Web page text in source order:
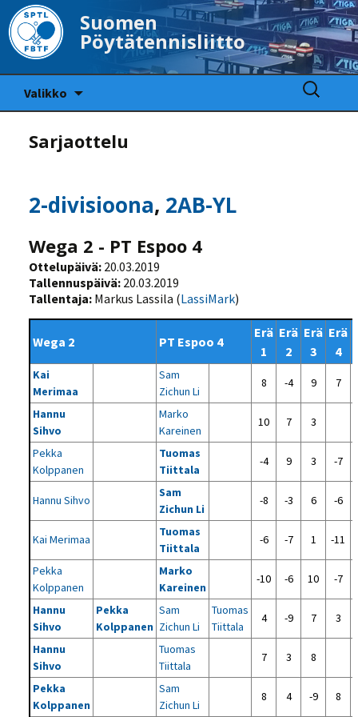
Suomen
Pöytätennisliitto
Valikko
Haku:
Sarjaottelu
2-divisioona, 2AB-YL
Wega 2 - PT Espoo 4
Ottelupäivä: 20.03.2019
Tallennuspäivä: 20.03.2019
Tallentaja: Markus Lassila (LassiMark)
Wega 2 PT Espoo 4
Erä
1
Erä
2
Erä
3
Erä
4
Kai
Merimaa
Sam
Zichun Li
8 -4 9 7
Hannu
Sihvo
Marko
Kareinen
10 7 3
Pekka
Kolppanen
Tuomas
Tiittala
-4 9 3 -7
Hannu Sihvo
Sam
Zichun Li
-8 -3 6 -6
Kai Merimaa
Tuomas
Tiittala
-6 -7 1 -11
Pekka
Kolppanen
Marko
Kareinen
-10 -6 10 -7
Hannu
Sihvo
Pekka
Kolppanen
Sam
Zichun Li
Tuomas
Tiittala
4 -9 7 3
Hannu
Sihvo
Tuomas
Tiittala
7 3 8
Pekka
Kolppanen
Sam
Zichun Li
8 4 -9 8